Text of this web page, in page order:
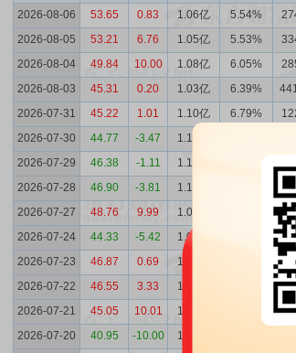
2026-08-06
53.65 0.83 1.06亿 5.54%
2026-08-05
53.21 6.76 1.05亿 5.53%
2026-08-04
49.84 10.00 1.08亿 6.05%
2026-08-03
45.31 0.20 1.03亿 6.39%
2026-07-31
45.22 1.01 1.10亿 6.79%
2026-07-30
44.77 -3.47 1.11亿
2026-07-29
46.38 -1.11 1.14亿
2026-07-28
46.90 -3.81 1.13亿
2026-07-27
48.76 9.99 1.08亿
2026-07-24
44.33 -5.42 1.09亿
2026-07-23
46.87 0.69 1.08亿
2026-07-22
46.55 3.33 1.12亿
2026-07-21
45.05 10.01 1.21亿
2026-07-20
40.95 -10.00 1.13亿